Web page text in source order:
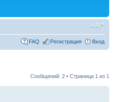
FAQ Регистрация Вход
Сообщений: 2 • Страница 1 из 1